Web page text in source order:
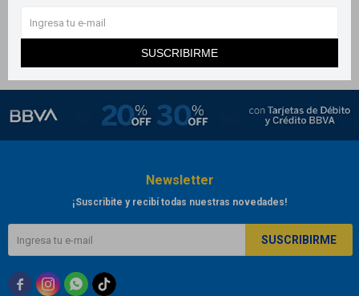
SUSCRIBIRME
Newsletter
¡Suscribite y recibí todas nuestras novedades!
SUSCRIBIRME
  